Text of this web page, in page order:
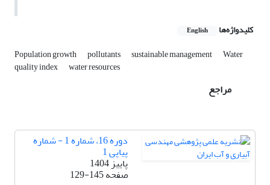
کلیدواژه‌ها English
Population growth pollutants sustainable management Water
quality index water resources
مراجع
دوره 16، شماره 1 - شماره
پیاپی 1
پاییز 1404
صفحه129-145